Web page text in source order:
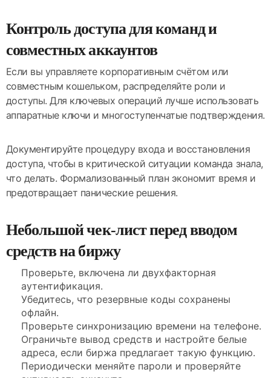
Контроль доступа для команд и
совместных аккаунтов
Если вы управляете корпоративным счётом или
совместным кошельком, распределяйте роли и
доступы. Для ключевых операций лучше использовать
аппаратные ключи и многоступенчатые подтверждения.
Документируйте процедуру входа и восстановления
доступа, чтобы в критической ситуации команда знала,
что делать. Формализованный план экономит время и
предотвращает панические решения.
Небольшой чек-лист перед вводом
средств на биржу
Проверьте, включена ли двухфакторная
аутентификация.
Убедитесь, что резервные коды сохранены
офлайн.
Проверьте синхронизацию времени на телефоне.
Ограничьте вывод средств и настройте белые
адреса, если биржа предлагает такую функцию.
Периодически меняйте пароли и проверяйте